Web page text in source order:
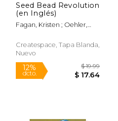
6%
dcto. $ 30.11
Seed Bead Revolution
(en Inglés)
Fagan, Kristen ; Oehler,
Createspace, Tapa Blanda,
Nuevo